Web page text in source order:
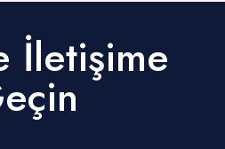
İletişime